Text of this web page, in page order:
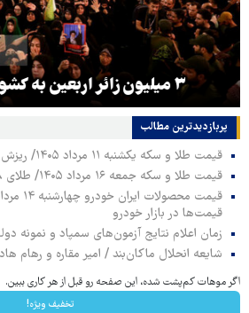
هماهنگی محور مقاومت، آمریکا
کرد
پربازدیدترین‌ مطالب
قیمت طلا و سکه یکشنبه ۱۱ مرداد ۱۴۰۵/ ریزش سنگین سکه امامی
قیمت طلا و سکه جمعه ۱۶ مرداد ۱۴۰۵/ طلای ۱۸ عیار امروز چند؟
قیمت‌ها در بازار خودرو
زمان اعلام نتایج آزمون‌های سمپاد و
شایعه انحلال ماکان‌بند / امیر مقاره و رهام
اگر موهات کم‌پشت شده، این صفحه رو قبل از هر کاری ببین.
تخفیف ویژه!